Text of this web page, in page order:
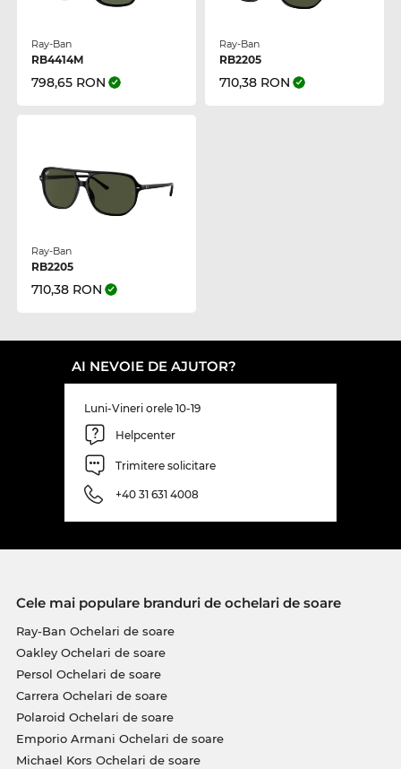
Ray-Ban
RB4414M
798,65 RON
Ray-Ban
RB2205
710,38 RON
Ray-Ban
RB2205
710,38 RON
AI NEVOIE DE AJUTOR?
Luni-Vineri orele 10-19
Helpcenter
Trimitere solicitare
+40 31 631 4008
Cele mai populare branduri de ochelari de soare
Ray-Ban Ochelari de soare
Oakley Ochelari de soare
Persol Ochelari de soare
Carrera Ochelari de soare
Polaroid Ochelari de soare
Emporio Armani Ochelari de soare
Michael Kors Ochelari de soare